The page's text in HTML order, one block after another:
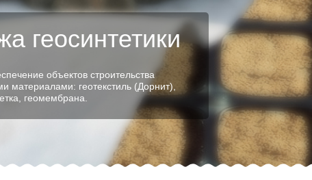
геосинтетики
объектов строительства
материалами: геотекстиль (Дорнит),
геомембрана.